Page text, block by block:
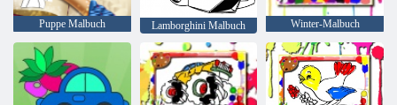
Puppe Malbuch Lamborghini Malbuch Winter-Malbuch